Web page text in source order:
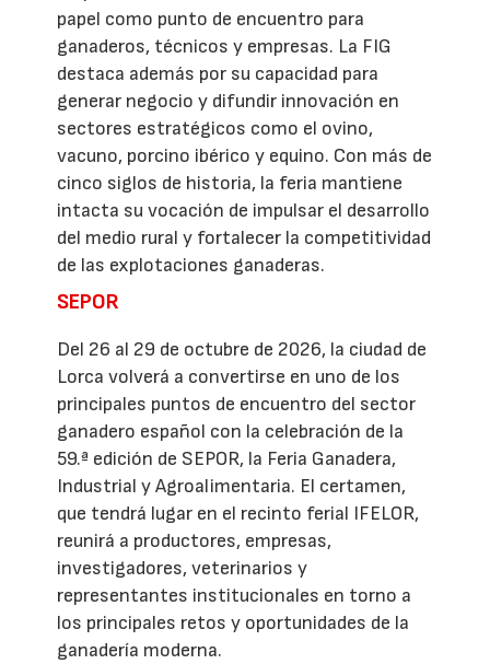
papel como punto de encuentro para
ganaderos, técnicos y empresas. La FIG
destaca además por su capacidad para
generar negocio y difundir innovación en
sectores estratégicos como el ovino,
vacuno, porcino ibérico y equino. Con más de
cinco siglos de historia, la feria mantiene
intacta su vocación de impulsar el desarrollo
del medio rural y fortalecer la competitividad
de las explotaciones ganaderas.
SEPOR
Del 26 al 29 de octubre de 2026, la ciudad de
Lorca volverá a convertirse en uno de los
principales puntos de encuentro del sector
ganadero español con la celebración de la
59.ª edición de SEPOR, la Feria Ganadera,
Industrial y Agroalimentaria. El certamen,
que tendrá lugar en el recinto ferial IFELOR,
reunirá a productores, empresas,
investigadores, veterinarios y
representantes institucionales en torno a
los principales retos y oportunidades de la
ganadería moderna.